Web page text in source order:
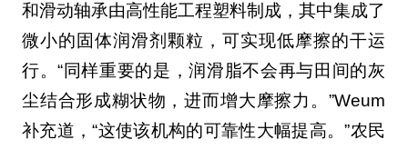
和滑动轴承由高性能工程塑料制成，其中集成了
微小的固体润滑剂颗粒，可实现低摩擦的干运
行。“同样重要的是，润滑脂不会再与田间的灰
尘结合形成糊状物，进而增大摩擦力。”Weum
补充道，“这使该机构的可靠性大幅提高。”农民